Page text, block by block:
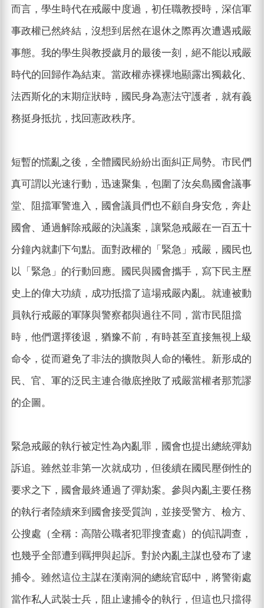
而言，學生時代在戒嚴中度過，初任職教授時，深信軍
事政權已然終結，沒想到居然在退休之際再次遭遇戒嚴
事態。我的學生與教授歲月的最後一刻，絕不能以戒嚴
時代的回歸作為結束。當政權赤裸裸地顯露出獨裁化、
法西斯化的末期症狀時，國民身為憲法守護者，就有義
務挺身抵抗，找回憲政秩序。
短暫的慌亂之後，全體國民紛紛出面糾正局勢。市民們
真可謂以光速行動，迅速聚集，包圍了汝矣島國會議事
堂、阻擋軍警進入，國會議員們也不顧自身安危，奔赴
國會、通過解除戒嚴的決議案，讓緊急戒嚴在一百五十
分鐘內就劃下句點。面對政權的「緊急」戒嚴，國民也
以「緊急」的行動回應。國民與國會攜手，寫下民主歷
史上的偉大功績，成功抵擋了這場戒嚴內亂。就連被動
員執行戒嚴的軍隊與警察都與過往不同，當市民阻擋
時，他們選擇後退，猶豫不前，有時甚至直接無視上級
命令，從而避免了非法的擴散與人命的犧牲。新形成的
民、官、軍的泛民主連合徹底挫敗了戒嚴當權者那荒謬
的企圖。
緊急戒嚴的執行被定性為內亂罪，國會也提出總統彈劾
訴追。雖然並非第一次就成功，但後續在國民壓倒性的
要求之下，國會最終通過了彈劾案。參與內亂主要任務
的執行者陸續來到國會接受質詢，並接受警方、檢方、
公搜處（全稱：高階公職者犯罪搜査處）的偵訊調查，
也幾乎全部遭到羈押與起訴。對於內亂主謀也發布了逮
捕令。雖然這位主謀在漢南洞的總統官邸中，將警衛處
當作私人武裝士兵，阻止逮捕令的執行，但這也只擋得